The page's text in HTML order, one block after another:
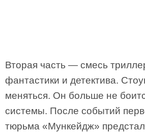
Вторая часть — смесь
фантастики и детектива.
меняться. Он больше не
системы. После событий
тюрьма «Мункейдж»